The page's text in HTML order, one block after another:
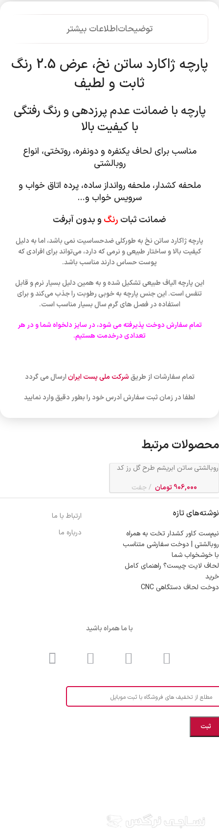
توضیحاتاطلاعات بیشتر
پارچه ژاکارد ساتن نخ، عرض 2.5 رنگ
ثابت و لطیف
پارچه با ضمانت عدم پرزدهی و رنگ رفتگی
با کیفیت بالا
مناسب برای لحاف یکنفره و دونفره، روتختی، انواع
روبالشتی
ملحفه کشدار، ملحفه روانداز ساده، پرده اتاق خواب و
سرویس خواب و…
ضمانت ثبات رنگ و بدون آبرفت
پارچه ژاکارد ساتن نخ به طورکلی ضدحساسیت نمی باشد، اما به دلیل
کیفیت بالا و ساختار طبیعی و نرمی که دارد، می‌تواند برای افرادی که
پوست حساس دارند مناسب باشد.
این پارچه الیاف طبیعی تشکیل شده و به همین دلیل بسیار نرم و قابل
تنفس است. این جنس پارچه به خوبی رطوبت را جذب می‌کند و برای
استفاده در فصل های گرم سال بسیار مناسب است.
تمام سفارش دوخت پذیرفته می شود، در سایز دلخواه شما و در هر
تعدادی درخدمت هستیم.
تمام سفارشات از طریقشرکت ملی پست ایرانارسال می گردد
لطفا در زمان ثبت سفارش آدرس خود را بطور دقیق وارد نمایید
محصولات مرتبط
روبالشتی ساتن ابریشم طرح گل رز کد
906,000 تومان جفت
نوشته‌های تازه
نیم‌ست کاور کشدار تخت به همراه
روبالشتی | دوخت سفارشی متناسب
با خوشخواب شما
لحاف لایت چیست؟ راهنمای کامل
خرید
دوخت لحاف دستگاهی CNC
ارتباط با ما
درباره ما
با ما همراه باشید
مطلع از تخفیف های فروشگاه با ثبت موبایل